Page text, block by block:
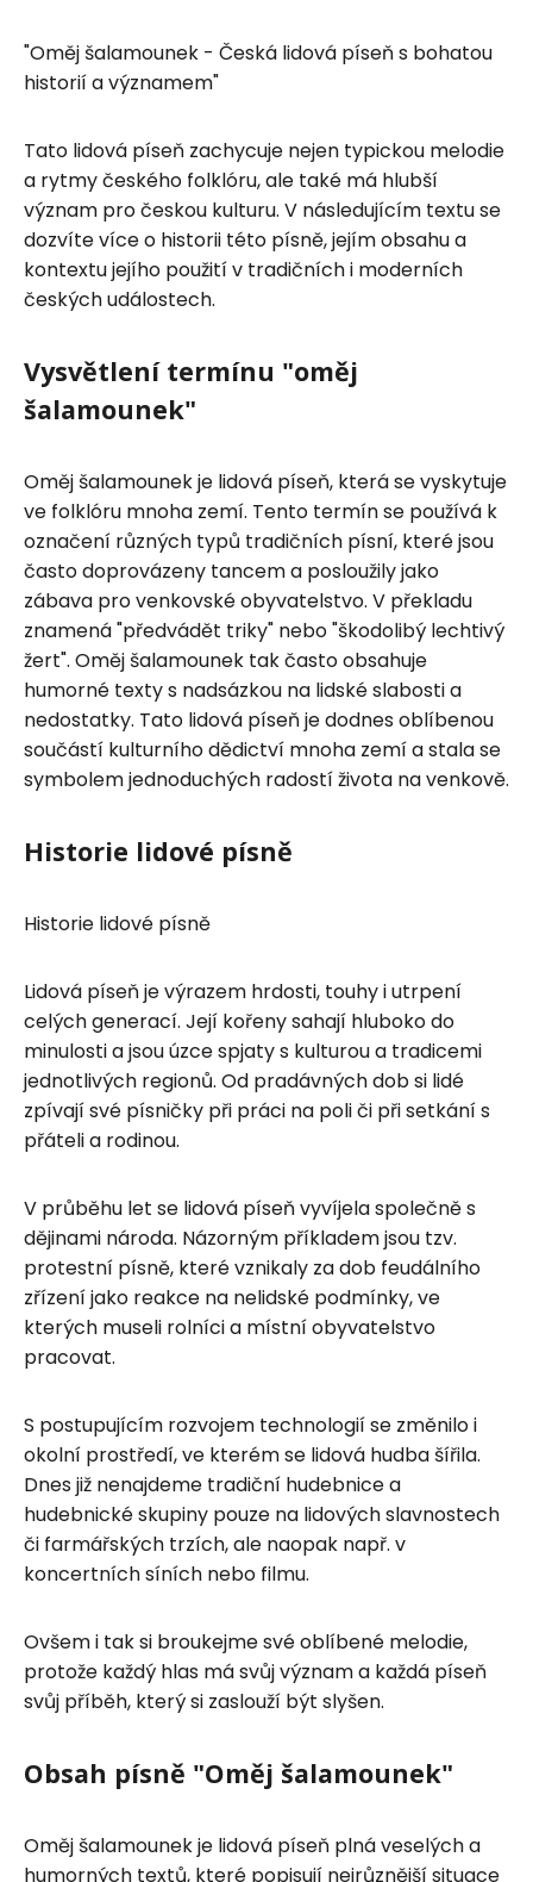
"Oměj šalamounek - Česká lidová píseň s bohatou
historií a významem"
Tato lidová píseň zachycuje nejen typickou melodie
a rytmy českého folklóru, ale také má hlubší
význam pro českou kulturu. V následujícím textu se
dozvíte více o historii této písně, jejím obsahu a
kontextu jejího použití v tradičních i moderních
českých událostech.
Vysvětlení termínu "oměj
šalamounek"
Oměj šalamounek je lidová píseň, která se vyskytuje
ve folklóru mnoha zemí. Tento termín se používá k
označení různých typů tradičních písní, které jsou
často doprovázeny tancem a posloužily jako
zábava pro venkovské obyvatelstvo. V překladu
znamená "předvádět triky" nebo "škodolibý lechtivý
žert". Oměj šalamounek tak často obsahuje
humorné texty s nadsázkou na lidské slabosti a
nedostatky. Tato lidová píseň je dodnes oblíbenou
součástí kulturního dědictví mnoha zemí a stala se
symbolem jednoduchých radostí života na venkově.
Historie lidové písně
Historie lidové písně
Lidová píseň je výrazem hrdosti, touhy i utrpení
celých generací. Její kořeny sahají hluboko do
minulosti a jsou úzce spjaty s kulturou a tradicemi
jednotlivých regionů. Od pradávných dob si lidé
zpívají své písničky při práci na poli či při setkání s
přáteli a rodinou.
V průběhu let se lidová píseň vyvíjela společně s
dějinami národa. Názorným příkladem jsou tzv.
protestní písně, které vznikaly za dob feudálního
zřízení jako reakce na nelidské podmínky, ve
kterých museli rolníci a místní obyvatelstvo
pracovat.
S postupujícím rozvojem technologií se změnilo i
okolní prostředí, ve kterém se lidová hudba šířila.
Dnes již nenajdeme tradiční hudebnice a
hudebnické skupiny pouze na lidových slavnostech
či farmářských trzích, ale naopak např. v
koncertních síních nebo filmu.
Ovšem i tak si broukejme své oblíbené melodie,
protože každý hlas má svůj význam a každá píseň
svůj příběh, který si zaslouží být slyšen.
Obsah písně "Oměj šalamounek"
Oměj šalamounek je lidová píseň plná veselých a
humorných textů, které popisují nejrůznější situace